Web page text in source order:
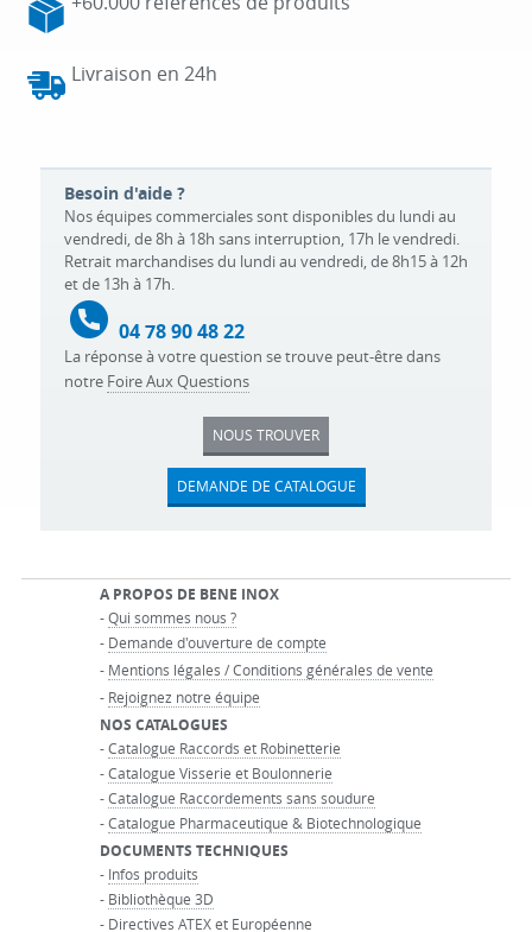
Livraison en 24h
Besoin d'aide ?
Nos équipes commerciales sont disponibles du lundi au
vendredi, de 8h à 18h sans interruption, 17h le vendredi.
Retrait marchandises du lundi au vendredi, de 8h15 à 12h
et de 13h à 17h.
04 78 90 48 22
La réponse à votre question se trouve peut-être dans
notre Foire Aux Questions
NOUS TROUVER
DEMANDE DE CATALOGUE
A PROPOS DE BENE INOX
-Qui sommes nous ?
- Demande d'ouverture de compte
- Mentions légales / Conditions générales de vente
- Rejoignez notre équipe
NOS CATALOGUES
-Catalogue Raccords et Robinetterie
-Catalogue Visserie et Boulonnerie
-Catalogue Raccordements sans soudure
-Catalogue Pharmaceutique & Biotechnologique
DOCUMENTS TECHNIQUES
- Infos produits
- Bibliothèque 3D
- Directives ATEX et Européenne